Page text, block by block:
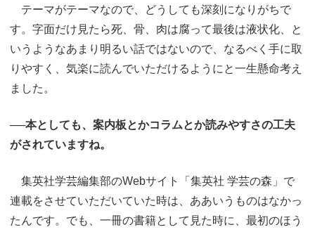
テーマがテーマなので、どうしても深刻になりがちで
す。字面だけ見たら死、骨、肉は腐って最後は液状化、と
いうようなあまり明るい話ではないので、なるべく手に取
りやすく、気楽に読んでいただけるようにと一生懸命考え
ました。
──本としても、案内板とかコラムとか読みやすさの工夫
がされていますね。
集英社学芸編集部のWebサイト「集英社 学芸の森」で
連載をさせていただいていた時は、ああいうものはなかっ
たんです。でも、一冊の書籍として見た時に、最初のほう